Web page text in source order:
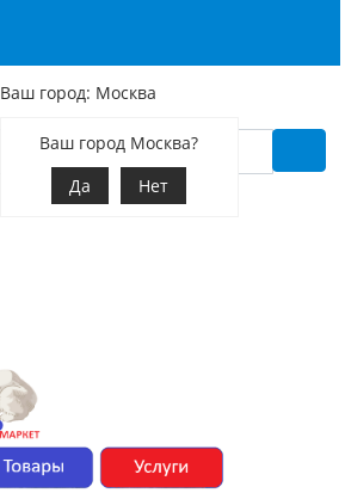
Ваш город: Москва
Ваш город Москва?
Да
Нет